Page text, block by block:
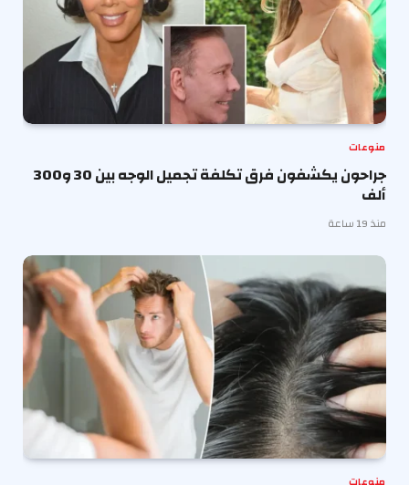
منوعات
جراحون يكشفون فرق تكلفة تجميل الوجه بين 30 و300
ألف
منذ 19 ساعة